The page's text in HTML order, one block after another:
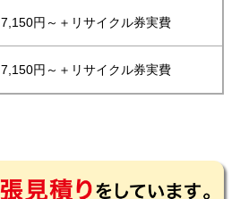
7,150円～＋リサイクル券実費
7,150円～＋リサイクル券実費